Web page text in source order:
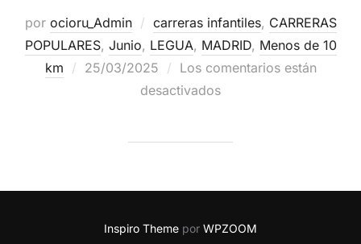
por ocioru_Admin carreras infantiles, CARRERAS
POPULARES, Junio, LEGUA, MADRID, Menos de 10
km
25/03/2025
Los comentarios están
desactivados
Inspiro Theme por WPZOOM